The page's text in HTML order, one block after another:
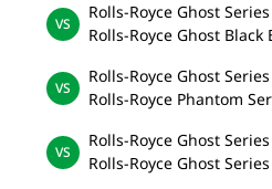
Rolls-Royce Ghost
Rolls-Royce Ghost Black
Rolls-Royce Ghost
Rolls-Royce Phantom
Rolls-Royce Ghost
Rolls-Royce Ghost